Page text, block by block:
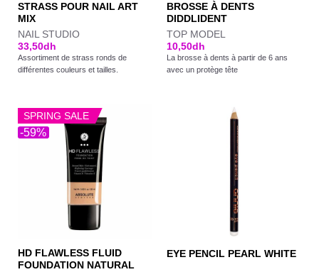
STRASS POUR NAIL ART
MIX
NAIL STUDIO
33,50dh
Assortiment de strass ronds de
différentes couleurs et tailles.
BROSSE À DENTS
DIDDLIDENT
TOP MODEL
10,50dh
La brosse à dents à partir de 6 ans
avec un protège tête
-59%
SPRING SALE
HD FLAWLESS FLUID
FOUNDATION NATURAL
EYE PENCIL PEARL WHITE